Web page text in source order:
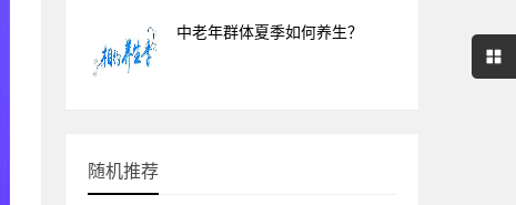
中老年群体夏季如何养生？
随机推荐